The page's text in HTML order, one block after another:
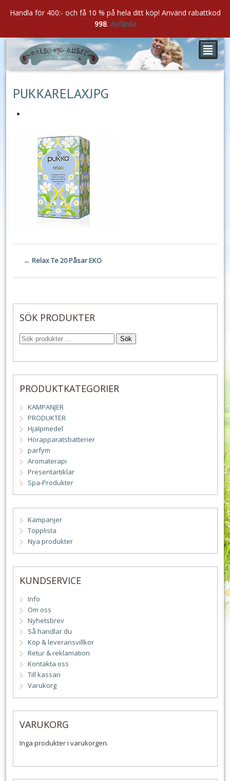
²
PUKKARELAXJPG
← Relax Te 20 Påsar EKO
SÖK PRODUKTER
Sök
PRODUKTKATEGORIER
KAMPANJER
PRODUKTER
Hjälpmedel
Hörapparatsbatterier
parfym
Aromaterapi
Presentartiklar
Spa-Produkter
Kampanjer
Topplista
Nya produkter
KUNDSERVICE
Info
Om oss
Nyhetsbrev
Så handlar du
Köp & leveransvillkor
Retur & reklamation
Kontakta oss
Till kassan
Varukorg
VARUKORG
Inga produkter i varukorgen.
Handla för 400:- och få 10 % på hela ditt köp! Använd rabattkod
998. Avfärda